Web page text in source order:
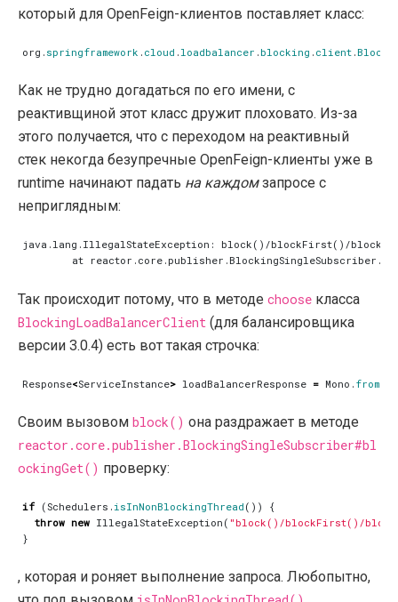
который для OpenFeign-клиентов поставляет класс:
org . springframework . cloud .loadbalancer . blocking . client .
Как не трудно догадаться по его имени, с
реактивщиной этот класс дружит плоховато. Из-за
этого получается, что с переходом на реактивный
стек некогда безупречные OpenFeign-клиенты уже в
runtime начинают падать на каждомзапросе с
неприглядным:
Так происходит потому, что в методе choose класса
BlockingLoadBalancerClient (для балансировщика
версии 3.0.4) есть вот такая строчка:
Response<ServiceInstance> loadBalancerResponse = Mono . from
Своим вызовом block() она раздражает в методе
reactor.core.publisher.BlockingSingleSubscriber#bl
ockingGet() проверку:
if (Schedulers .isInNonBlockingThread ())
{
throw new IllegalStateException ( "block()/blockFirst()/
}
, которая и роняет выполнение запроса. Любопытно,